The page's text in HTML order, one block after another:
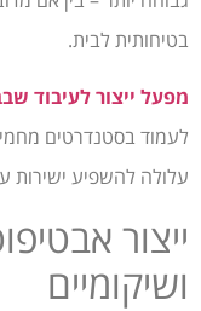
בטיחותית לבית.
מפעל ייצור לעיבוד
לעמוד בסטנדרטים
עלולה להשפיע ישירות
ייצור
ושיקומיים